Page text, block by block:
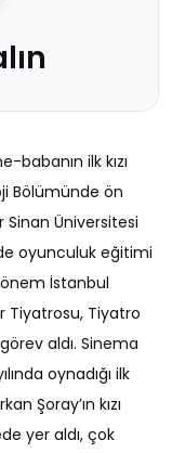
ilk kızı
Bölümünde ön
Sinan Üniversitesi
oyunculuk eğitimi
İstanbul
Tiyatrosu, Tiyatro
aldı. Sinema
oynadığı ilk
Şoray’ın kızı
yer aldı, çok